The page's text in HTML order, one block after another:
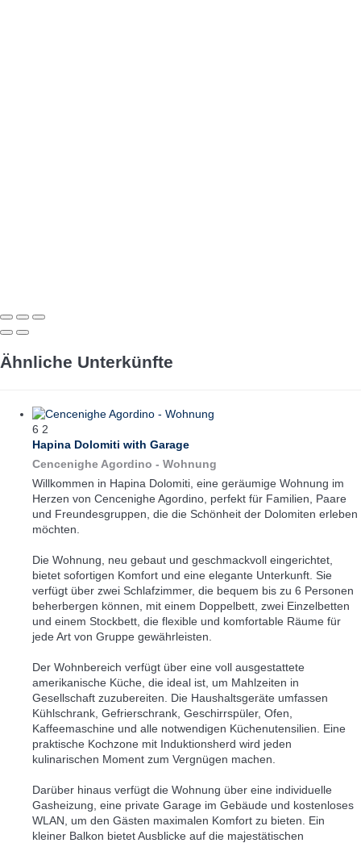
Ähnliche Unterkünfte
6 2
Hapina Dolomiti with Garage
Cencenighe Agordino - Wohnung
Willkommen in Hapina Dolomiti, eine geräumige Wohnung im
Herzen von Cencenighe Agordino, perfekt für Familien, Paare
und Freundesgruppen, die die Schönheit der Dolomiten erleben
möchten.
Die Wohnung, neu gebaut und geschmackvoll eingerichtet,
bietet sofortigen Komfort und eine elegante Unterkunft. Sie
verfügt über zwei Schlafzimmer, die bequem bis zu 6 Personen
beherbergen können, mit einem Doppelbett, zwei Einzelbetten
und einem Stockbett, die flexible und komfortable Räume für
jede Art von Gruppe gewährleisten.
Der Wohnbereich verfügt über eine voll ausgestattete
amerikanische Küche, die ideal ist, um Mahlzeiten in
Gesellschaft zuzubereiten. Die Haushaltsgeräte umfassen
Kühlschrank, Gefrierschrank, Geschirrspüler, Ofen,
Kaffeemaschine und alle notwendigen Küchenutensilien. Eine
praktische Kochzone mit Induktionsherd wird jeden
kulinarischen Moment zum Vergnügen machen.
Darüber hinaus verfügt die Wohnung über eine individuelle
Gasheizung, eine private Garage im Gebäude und kostenloses
WLAN, um den Gästen maximalen Komfort zu bieten. Ein
kleiner Balkon bietet Ausblicke auf die majestätischen